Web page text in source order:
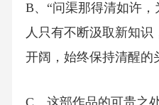
B、“问渠那得清如许
人只有不断汲取新知
开阔，始终保持清醒的
C、这部作品的可贵之